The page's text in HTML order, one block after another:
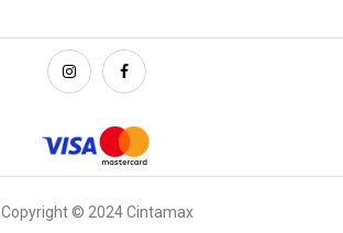
Copyright © 2024 Cintamax